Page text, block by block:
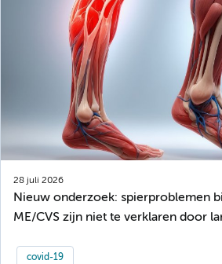
28 juli 2026
Nieuw onderzoek: spierproblemen
ME/CVS zijn niet te verklaren door
covid-19